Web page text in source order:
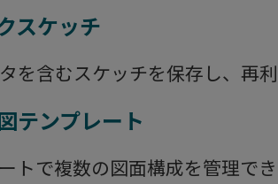
スケッチ
を含むスケッチを保存し、再利
テンプレート
トで複数の図面構成を管理でき